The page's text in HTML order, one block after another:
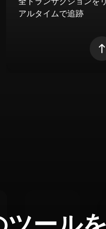
アルタイムで追跡